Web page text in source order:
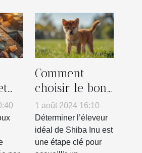
Comment
choisir le bon
éleveur de
Shiba Inu
pour vous
1 août 2024 16:10
Déterminer l’éleveur
idéal de Shiba Inu est
une étape clé pour